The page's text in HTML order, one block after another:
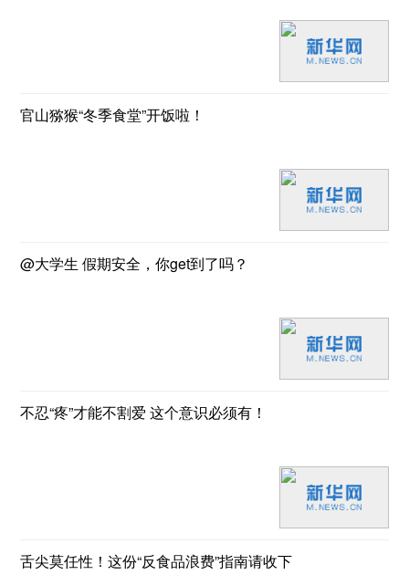
官山猕猴“冬季食堂”开饭啦！
@大学生 假期安全，你get到了吗？
不忍“疼”才能不割爱 这个意识必须有！
舌尖莫任性！这份“反食品浪费”指南请收下